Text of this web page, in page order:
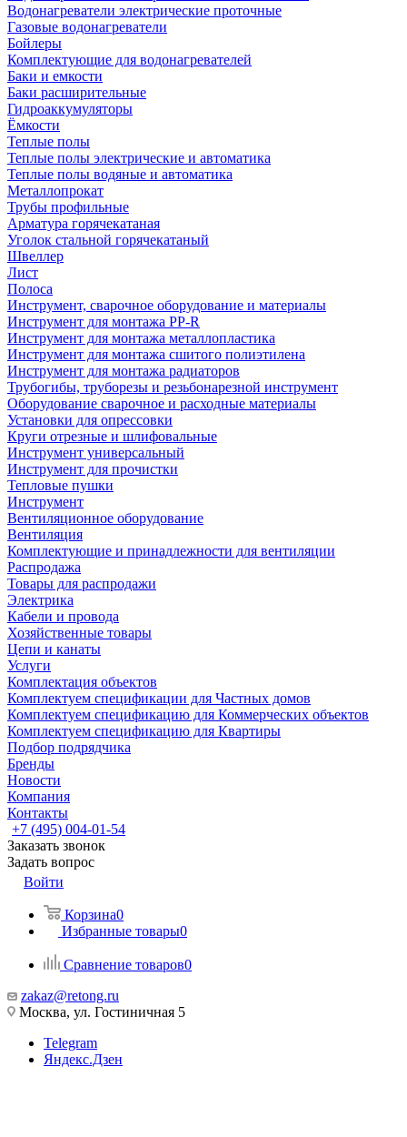
Водонагреватели электрические проточные
Газовые водонагреватели
Бойлеры
Комплектующие для водонагревателей
Баки и емкости
Баки расширительные
Гидроаккумуляторы
Ёмкости
Теплые полы
Теплые полы электрические и автоматика
Теплые полы водяные и автоматика
Металлопрокат
Трубы профильные
Арматура горячекатаная
Уголок стальной горячекатаный
Швеллер
Лист
Полоса
Инструмент, сварочное оборудование и материалы
Инструмент для монтажа PP-R
Инструмент для монтажа металлопластика
Инструмент для монтажа сшитого полиэтилена
Инструмент для монтажа радиаторов
Трубогибы, труборезы и резьбонарезной инструмент
Оборудование сварочное и расходные материалы
Установки для опрессовки
Круги отрезные и шлифовальные
Инструмент универсальный
Инструмент для прочистки
Тепловые пушки
Инструмент
Вентиляционное оборудование
Вентиляция
Комплектующие и принадлежности для вентиляции
Распродажа
Товары для распродажи
Электрика
Кабели и провода
Хозяйственные товары
Цепи и канаты
Услуги
Комплектация объектов
Комплектуем спецификации для Частных домов
Комплектуем спецификацию для Коммерческих объектов
Комплектуем спецификацию для Квартиры
Подбор подрядчика
Бренды
Новости
Компания
Контакты
+7 (495) 004-01-54
Заказать звонок
Задать вопрос
Войти
Корзина0
Избранные товары0
Сравнение товаров0
zakaz@retong.ru
Москва, ул. Гостиничная 5
Telegram
Яндекс.Дзен